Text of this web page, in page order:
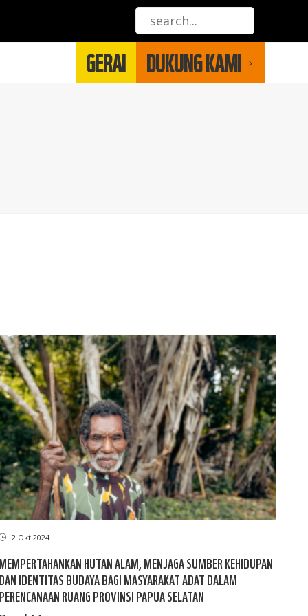
GERAI DUKUNG KAMI
2 Okt 2024
MEMPERTAHANKAN HUTAN ALAM, MENJAGA SUMBER KEHIDUPAN
DAN IDENTITAS BUDAYA BAGI MASYARAKAT ADAT DALAM
PERENCANAAN RUANG PROVINSI PAPUA SELATAN